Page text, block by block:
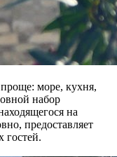
море, кухня,
набор
на
предоставляет
гостей.